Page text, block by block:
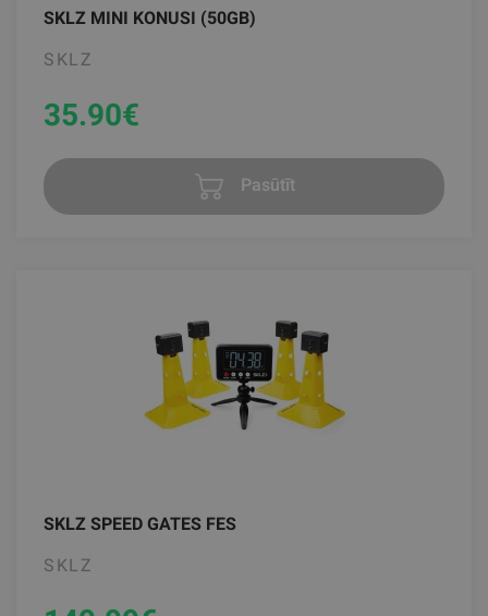
SKLZ MINI KONUSI (50GB)
SKLZ
35.90€
Pasūtīt
SKLZ SPEED GATES FES
SKLZ